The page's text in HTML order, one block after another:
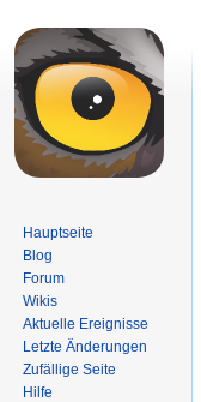
Hauptseite
Blog
Forum
Wikis
Aktuelle Ereignisse
Letzte Änderungen
Zufällige Seite
Hilfe